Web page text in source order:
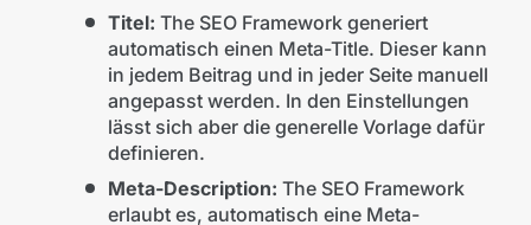
Titel: The SEO Framework generiert
automatisch einen Meta-Title. Dieser kann
in jedem Beitrag und in jeder Seite manuell
angepasst werden. In den Einstellungen
lässt sich aber die generelle Vorlage dafür
definieren.
Meta-Description: The SEO Framework
erlaubt es, automatisch eine Meta-